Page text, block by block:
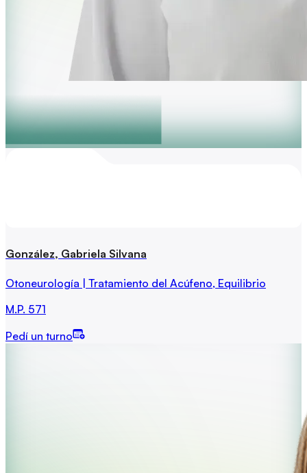
González, Gabriela Silvana
Otoneurología | Tratamiento del Acúfeno, Equilibrio
M.P. 571
Pedí un turno